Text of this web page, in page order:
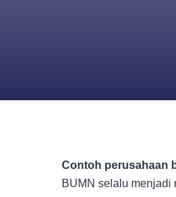
Contoh perusahaan
BUMN selalu menjadi